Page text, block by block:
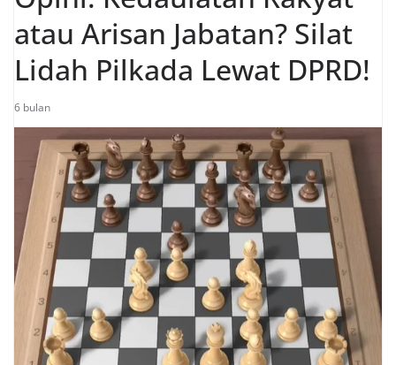
atau Arisan Jabatan? Silat
Lidah Pilkada Lewat DPRD!
6 bulan